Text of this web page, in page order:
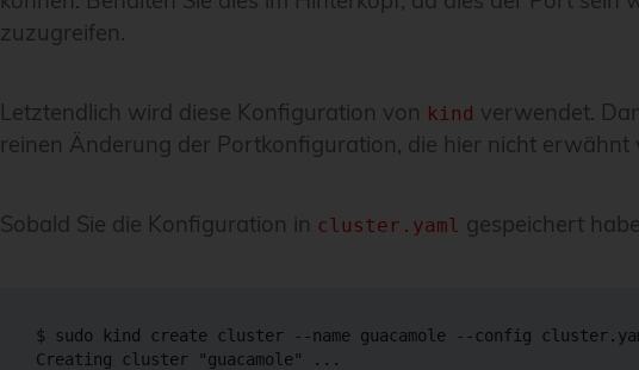
zuzugreifen.
Letztendlich wird diese Konfiguration von kind verwendet.
reinen Änderung der Portkonfiguration, die hier nicht erwähnt
Sobald Sie die Konfiguration in cluster.yaml gespeichert
$ sudo kind create cluster --name guacamole --config
Creating cluster
"guacamole" .. .